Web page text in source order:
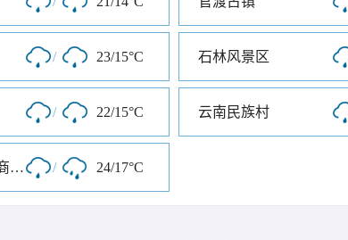
/ 23/15°C 石林风景区
/ 22/15°C 云南民族村
中豪·螺蛳湾国际商贸城 / 24/17°C